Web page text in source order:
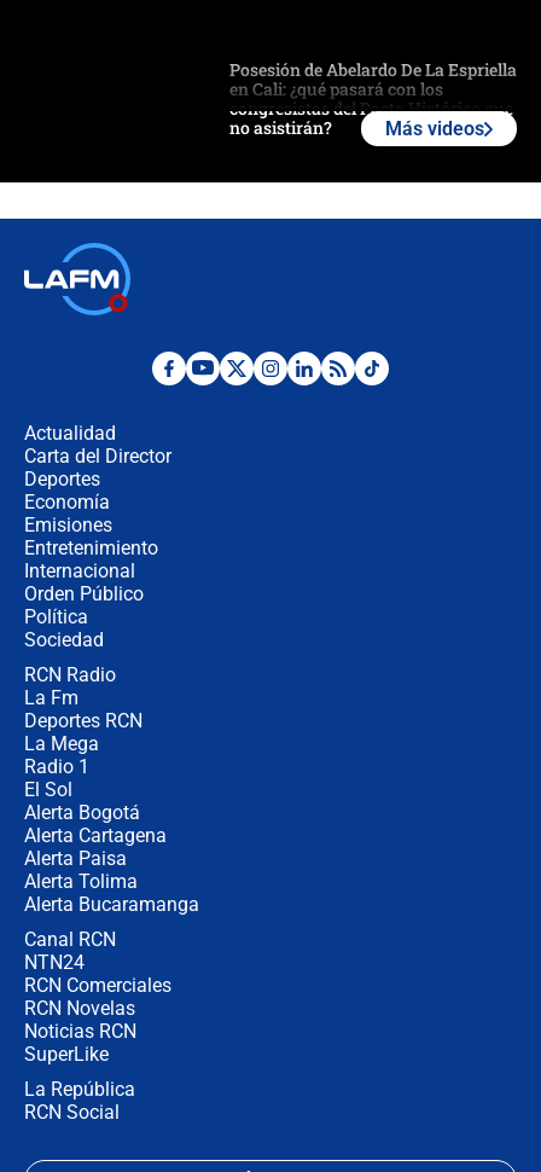
Posesión de Abelardo De La Espriella
en Cali: ¿qué pasará con los
congresistas del Pacto Histórico que
no asistirán?
¿Por qué De la Espriella gobernará
Más videos
Actualidad
Carta del Director
Deportes
Economía
Emisiones
Entretenimiento
Internacional
Orden Público
Política
Sociedad
RCN Radio
La Fm
Deportes RCN
La Mega
Radio 1
El Sol
Alerta Bogotá
Alerta Cartagena
Alerta Paisa
Alerta Tolima
Alerta Bucaramanga
Canal RCN
NTN24
RCN Comerciales
RCN Novelas
Noticias RCN
SuperLike
La República
RCN Social